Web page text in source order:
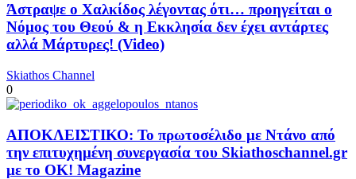
Άστραψε ο Χαλκίδος λέγοντας ότι… προηγείται ο
Νόμος του Θεού & η Εκκλησία δεν έχει αντάρτες
αλλά Μάρτυρες! (Video)
Skiathos Channel
0
ΑΠΟΚΛΕΙΣΤΙΚΟ: Το πρωτοσέλιδο με Ντάνο από
την επιτυχημένη συνεργασία του Skiathoschannel.gr
με το OK! Magazine